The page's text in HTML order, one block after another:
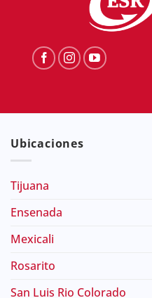
Ubicaciones
Tijuana
Ensenada
Mexicali
Rosarito
San Luis Rio Colorado